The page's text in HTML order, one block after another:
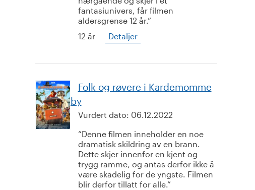
fantasiunivers, får filmen
aldersgrense 12 år.
12 år
Detaljer
Folk og røvere i Kardemomme
by
Vurdert dato: 06.12.2022
Denne filmen inneholder en noe
dramatisk skildring av en brann.
Dette skjer innenfor en kjent og
trygg ramme, og antas derfor ikke å
være skadelig for de yngste. Filmen
blir derfor tillatt for alle.